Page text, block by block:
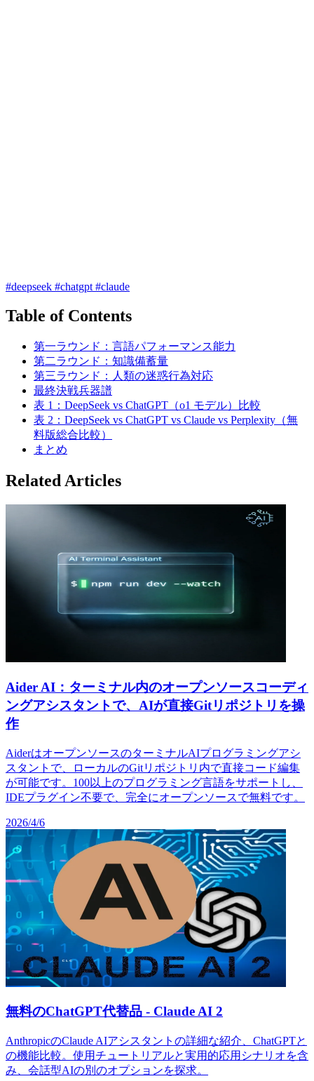
#deepseek #chatgpt #claude
Table of Contents
第一ラウンド：言語パフォーマンス能力
第二ラウンド：知識備蓄量
第三ラウンド：人類の迷惑行為対応
最終決戦兵器譜
表 1：DeepSeek vs ChatGPT（o1 モデル）比較
表 2：DeepSeek vs ChatGPT vs Claude vs Perplexity（無
料版総合比較）
まとめ
Related Articles
Aider AI：ターミナル内のオープンソースコーディ
ングアシスタントで、AIが直接Gitリポジトリを操
作
AiderはオープンソースのターミナルAIプログラミングアシ
スタントで、ローカルのGitリポジトリ内で直接コード編集
が可能です。100以上のプログラミング言語をサポートし、
IDEプラグイン不要で、完全にオープンソースで無料です。
2026/4/6
無料のChatGPT代替品 - Claude AI 2
AnthropicのClaude AIアシスタントの詳細な紹介、ChatGPTと
の機能比較。使用チュートリアルと実用的応用シナリオを含
み、会話型AIの別のオプションを探求。